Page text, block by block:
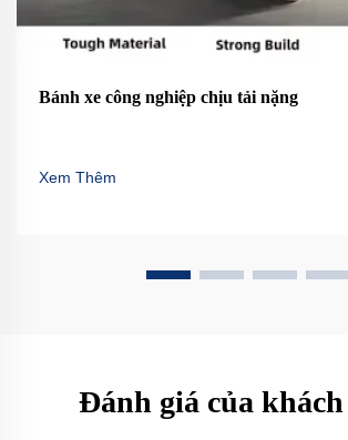
Bánh xe công nghiệp chịu tải nặng
Xem Thêm
Đánh giá của